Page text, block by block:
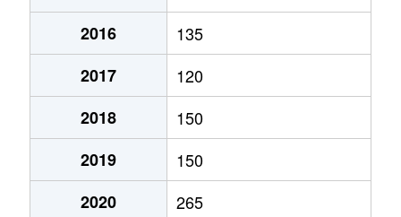
2016
135
2017
120
2018
150
2019
150
2020
265